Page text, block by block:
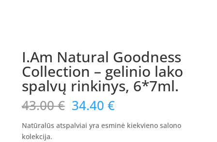
I.Am Natural Goodness
Collection – gelinio lako
spalvų rinkinys, 6*7ml.
43.00€ Original
price
was:
34.40 €Current
price
is:
Natūralūs atspalviai yra esminė kiekvieno salono
kolekcija.